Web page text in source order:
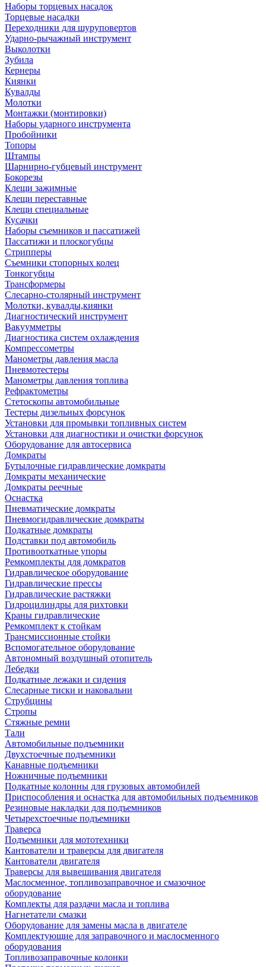
Наборы торцевых насадок
Торцевые насадки
Переходники для шуруповертов
Ударно-рычажный инструмент
Выколотки
Зубила
Кернеры
Киянки
Кувалды
Молотки
Монтажки (монтировки)
Наборы ударного инструмента
Пробойники
Топоры
Штампы
Шарнирно-губцевый инструмент
Бокорезы
Клещи зажимные
Клещи переставные
Клещи специальные
Кусачки
Наборы съемников и пассатижей
Пассатижи и плоскогубцы
Стрипперы
Съемники стопорных колец
Тонкогубцы
Трансформеры
Слесарно-столярный инструмент
Молотки, кувалды,киянки
Диагностический инструмент
Вакуумметры
Диагностика систем охлаждения
Компрессометры
Манометры давления масла
Пневмотестеры
Манометры давления топлива
Рефрактометры
Стетоскопы автомобильные
Тестеры дизельных форсунок
Установки для промывки топливных систем
Установки для диагностики и очистки форсунок
Оборудование для автосервиса
Домкраты
Бутылочные гидравлические домкраты
Домкраты механические
Домкраты реечные
Оснастка
Пневматические домкраты
Пневмогидравлические домкраты
Подкатные домкраты
Подставки под автомобиль
Противооткатные упоры
Ремкомплекты для домкратов
Гидравлическое оборудование
Гидравлические прессы
Гидравлические растяжки
Гидроцилиндры для рихтовки
Краны гидравлические
Ремкомплект к стойкам
Трансмиссионные стойки
Вспомогательное оборудование
Автономный воздушный отопитель
Лебедки
Подкатные лежаки и сидения
Слесарные тиски и наковальни
Струбцины
Стропы
Стяжные ремни
Тали
Автомобильные подъемники
Двухстоечные подъемники
Канавные подъемники
Ножничные подъемники
Подкатные колонны для грузовых автомобилей
Приспособления и оснастка для автомобильных подъемников
Резиновые накладки для подъемников
Четырехстоечные подъемники
Траверса
Подъемники для мототехники
Кантователи и траверсы для двигателя
Кантователи двигателя
Траверсы для вывешивания двигателя
Маслосменное, топливозаправочное и смазочное
оборудование
Комплекты для раздачи масла и топлива
Нагнетатели смазки
Оборудование для замены масла в двигателе
Комплектующие для заправочного и маслосменного
оборудования
Топливозаправочные колонки